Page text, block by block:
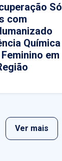
Só
com
Química
em
Ver mais